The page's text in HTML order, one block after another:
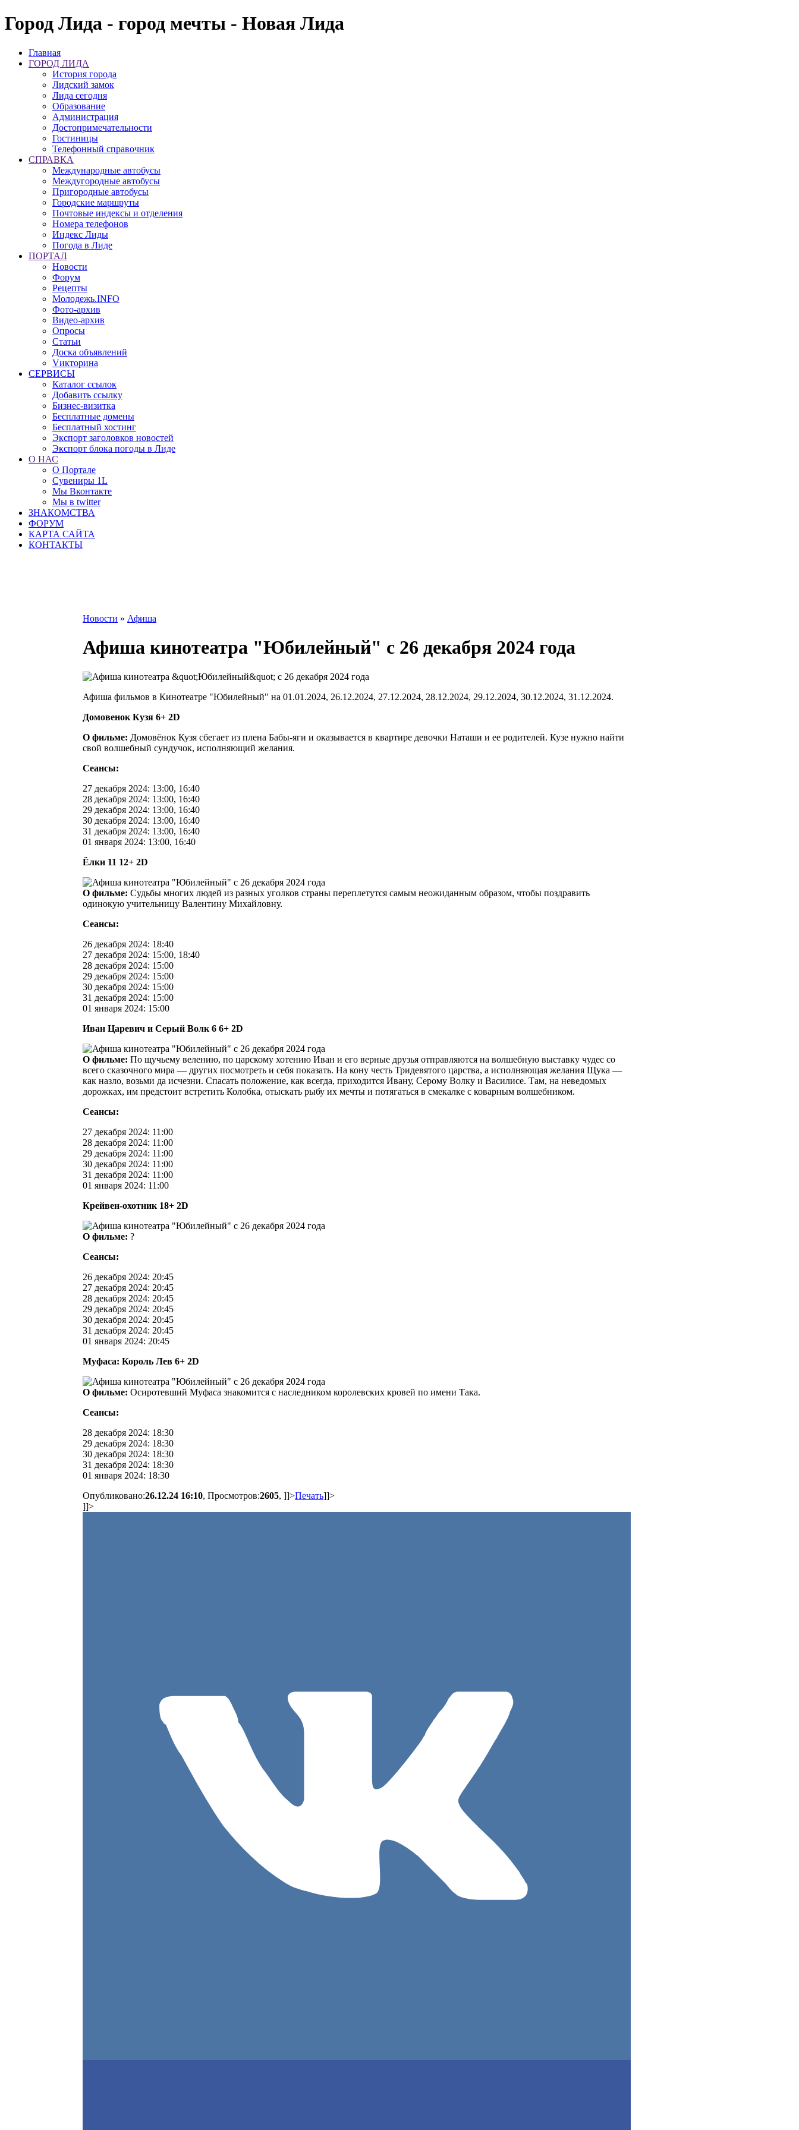
Город Лида - город мечты - Новая Лида
Главная
ГОРОД ЛИДА
История города
Лидский замок
Лида сегодня
Образование
Администрация
Достопримечательности
Гостиницы
Телефонный справочник
СПРАВКА
Международные автобусы
Междугородные автобусы
Пригородные автобусы
Городские маршруты
Почтовые индексы и отделения
Номера телефонов
Индекс Лиды
Погода в Лиде
ПОРТАЛ
Новости
Форум
Рецепты
Молодежь.INFO
Фото-архив
Видео-архив
Опросы
Статьи
Доска объявлений
Vикторина
СЕРВИСЫ
Каталог ссылок
Добавить ссылку
Бизнес-визитка
Бесплатные домены
Бесплатный хостинг
Экспорт заголовков новостей
Экспорт блока погоды в Лиде
О НАС
О Портале
Сувениры 1L
Мы Вконтакте
Мы в twitter
ЗНАКОМСТВА
ФОРУМ
КАРТА САЙТА
КОНТАКТЫ
Новости » Афиша
Афиша кинотеатра "Юбилейный" c 26 декабря 2024 года
Афиша фильмов в Кинотеатре "Юбилейный" на 01.01.2024, 26.12.2024, 27.12.2024, 28.12.2024, 29.12.2024, 30.12.2024, 31.12.2024.
Домовенок Кузя 6+ 2D
О фильме: Домовёнок Кузя сбегает из плена Бабы-яги и оказывается в квартире девочки Наташи и ее родителей. Кузе нужно найти
свой волшебный сундучок, исполняющий желания.
Сеансы:
27 декабря 2024: 13:00, 16:40
28 декабря 2024: 13:00, 16:40
29 декабря 2024: 13:00, 16:40
30 декабря 2024: 13:00, 16:40
31 декабря 2024: 13:00, 16:40
01 января 2024: 13:00, 16:40
Ёлки 11 12+ 2D
О фильме: Судьбы многих людей из разных уголков страны переплетутся самым неожиданным образом, чтобы поздравить
одинокую учительницу Валентину Михайловну.
Сеансы:
26 декабря 2024: 18:40
27 декабря 2024: 15:00, 18:40
28 декабря 2024: 15:00
29 декабря 2024: 15:00
30 декабря 2024: 15:00
31 декабря 2024: 15:00
01 января 2024: 15:00
Иван Царевич и Серый Волк 6 6+ 2D
О фильме: По щучьему велению, по царскому хотению Иван и его верные друзья отправляются на волшебную выставку чудес со
всего сказочного мира — других посмотреть и себя показать. На кону честь Тридевятого царства, а исполняющая желания Щука —
как назло, возьми да исчезни. Спасать положение, как всегда, приходится Ивану, Серому Волку и Василисе. Там, на неведомых
дорожках, им предстоит встретить Колобка, отыскать рыбу их мечты и потягаться в смекалке с коварным волшебником.
Сеансы:
27 декабря 2024: 11:00
28 декабря 2024: 11:00
29 декабря 2024: 11:00
30 декабря 2024: 11:00
31 декабря 2024: 11:00
01 января 2024: 11:00
Крейвен-охотник 18+ 2D
О фильме: ?
Сеансы:
26 декабря 2024: 20:45
27 декабря 2024: 20:45
28 декабря 2024: 20:45
29 декабря 2024: 20:45
30 декабря 2024: 20:45
31 декабря 2024: 20:45
01 января 2024: 20:45
Муфаса: Король Лев 6+ 2D
О фильме: Осиротевший Муфаса знакомится с наследником королевских кровей по имени Така.
Сеансы:
28 декабря 2024: 18:30
29 декабря 2024: 18:30
30 декабря 2024: 18:30
31 декабря 2024: 18:30
01 января 2024: 18:30
Опубликовано:26.12.24 16:10, Просмотров:2605, ]]>Печать]]>
]]>